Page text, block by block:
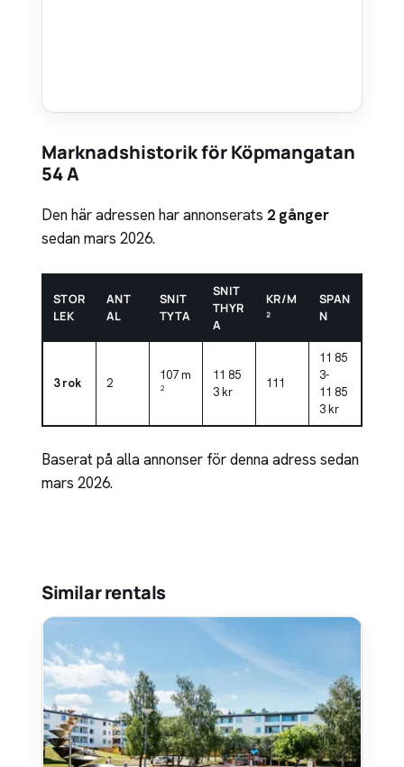
Marknadshistorik för Köpmangatan
54 A
Den här adressen har annonserats 2 gånger
sedan mars 2026.
STOR
LEK
ANT
AL
SNIT
TYTA
SNIT
THYR
A
KR/M
²
SPAN
N
3 rok 2
107 m
²
11 85
3 kr
111
11 85
3-
11 85
3 kr
Baserat på alla annonser för denna adress sedan
mars 2026.
Similar rentals